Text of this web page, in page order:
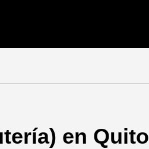
en Quito